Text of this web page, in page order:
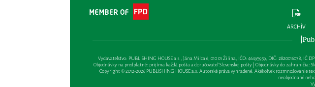
ARCHÍV
Vydavateľsťvo: PUBLISHING HOUSE a.s., Jána Milca 6, 010 01 Žilina, IČO: 46495959, DIČ: 2820016078, IČ
Objednávky na predplatné: prijíma každá pošta a doručovateľ Slovenskej pošty | Objednávky do zahraničia:
Copyright © 2012-2026 PUBLISHING HOUSE a.s. Autorské práva vyhradené. Akékoľvek
neobjednané